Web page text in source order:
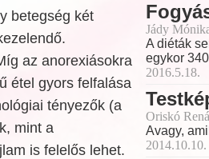
betegség két
az anorexiásokra
étel gyors felfalása
tényezők (a
mint a
is felelős lehet.
Jády
A diéták
egykor
2016.5.18.
Oriskó
Avagy,
2014.10.10.